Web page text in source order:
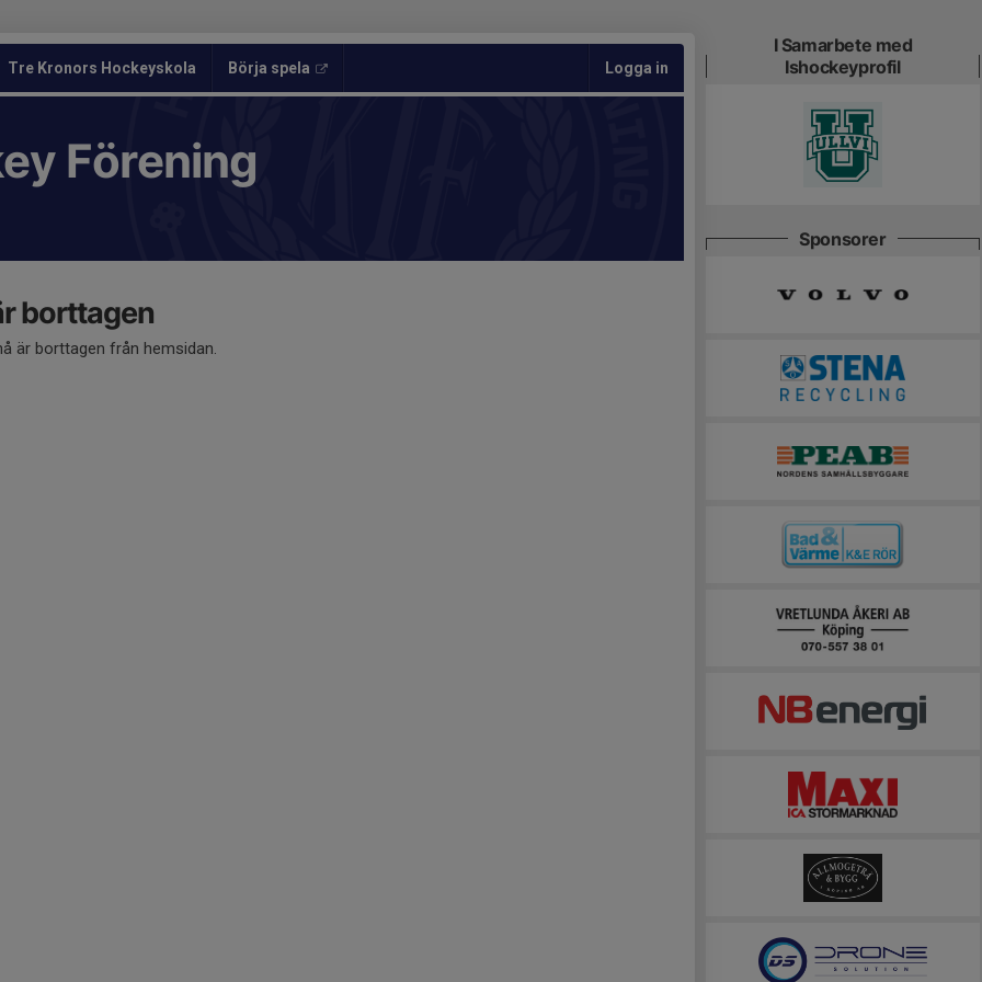
Tre Kronors Hockeyskola Börja spela Logga in
Förening
borttagen
är borttagen från hemsidan.
I Samarbete med
Ishockeyprofil
Sponsorer